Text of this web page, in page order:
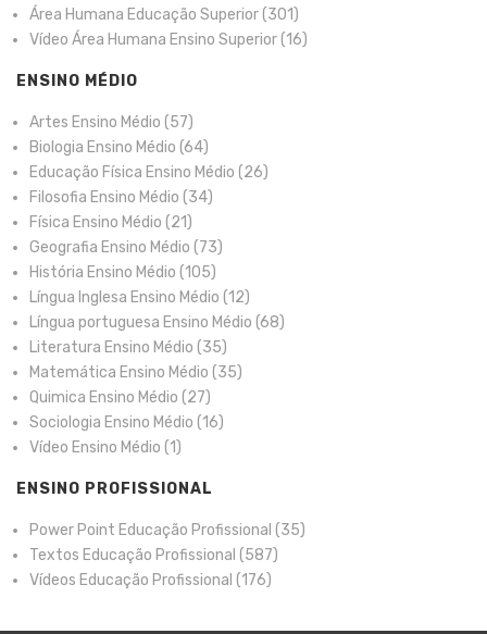
Área Humana Educação Superior(301)
Vídeo Área Humana Ensino Superior(16)
ENSINO MÉDIO
Artes Ensino Médio (57)
Biologia Ensino Médio (64)
Educação Física Ensino Médio (26)
Filosofia Ensino Médio (34)
Física Ensino Médio (21)
Geografia Ensino Médio (73)
História Ensino Médio (105)
Língua Inglesa Ensino Médio (12)
Língua portuguesa Ensino Médio (68)
Literatura Ensino Médio (35)
Matemática Ensino Médio (35)
Quimica Ensino Médio (27)
Sociologia Ensino Médio (16)
Vídeo Ensino Médio (1)
ENSINO PROFISSIONAL
Power Point Educação Profissional (35)
Textos Educação Profissional (587)
Vídeos Educação Profissional (176)